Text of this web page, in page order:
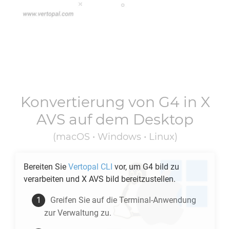
Konvertierung von G4 in X
AVS auf dem Desktop
(macOS • Windows • Linux)
Bereiten Sie Vertopal CLI vor, um G4 bild zu
verarbeiten und X AVS bild bereitzustellen.
Greifen Sie auf die Terminal-Anwendung
zur Verwaltung zu.